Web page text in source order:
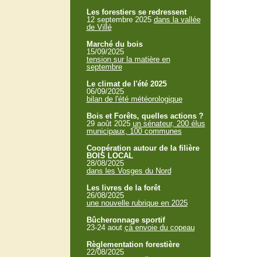
Les forestiers se redressent
12 septembre 2025 dans la vallée
de Villé
Marché du bois
15/09/2025
tension sur la matière en
septembre
Le climat de l'été 2025
06/09/2025
bilan de l'été météorologique
Bois et Forêts, quelles actions ?
29 août 2025 un sénateur, 200 élus
municipaux, 100 communes
Coopération autour de la filière
BOIS LOCAL
28/08/2025
dans les Vosges du Nord
Les livres de la forêt
26/08/2025
une nouvelle rubrique en 2025
Bûcheronnage sportif
23-24 aout çà envoie du copeau
Règlementation forestière
22/08/2025